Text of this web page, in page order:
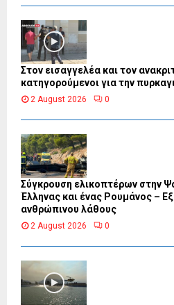
Στον εισαγγελέα και τον
κατηγορούμενοι για την
2 August 2026 0
Σύγκρουση ελικοπτέρων στην
Έλληνας και ένας Ρουμάνος –
ανθρώπινου λάθους
2 August 2026 0